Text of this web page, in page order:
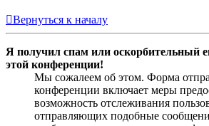
Вернуться к началу
Я получил спам или оскорбительный
этой конференции!
Мы сожалеем об этом. Форма
конференции включает меры
возможность отслеживания
отправляющих подобные